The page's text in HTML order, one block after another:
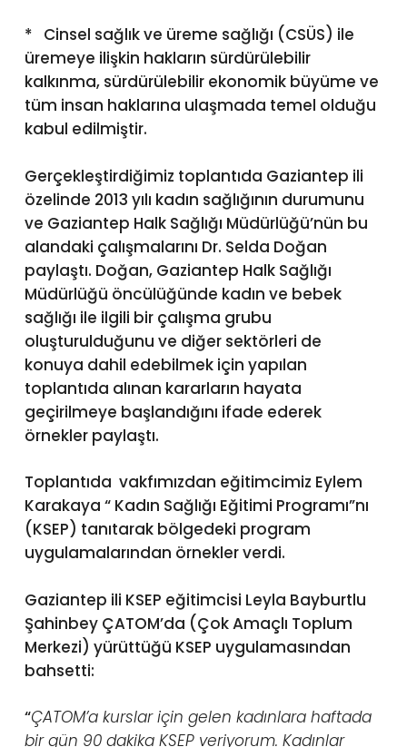
* Cinsel sağlık ve üreme sağlığı (CSÜS) ile
üremeye ilişkin hakların sürdürülebilir
kalkınma, sürdürülebilir ekonomik büyüme ve
tüm insan haklarına ulaşmada temel olduğu
kabul edilmiştir.
Gerçekleştirdiğimiz toplantıda Gaziantep ili
özelinde 2013 yılı kadın sağlığının durumunu
ve Gaziantep Halk Sağlığı Müdürlüğü’nün bu
alandaki çalışmalarını Dr. Selda Doğan
paylaştı. Doğan, Gaziantep Halk Sağlığı
Müdürlüğü öncülüğünde kadın ve bebek
sağlığı ile ilgili bir çalışma grubu
oluşturulduğunu ve diğer sektörleri de
konuya dahil edebilmek için yapılan
toplantıda alınan kararların hayata
geçirilmeye başlandığını ifade ederek
örnekler paylaştı.
Toplantıda vakfımızdan eğitimcimiz Eylem
Karakaya “ Kadın Sağlığı Eğitimi Programı”nı
(KSEP) tanıtarak bölgedeki program
uygulamalarından örnekler verdi.
Gaziantep ili KSEP eğitimcisi Leyla Bayburtlu
Şahinbey ÇATOM’da (Çok Amaçlı Toplum
Merkezi) yürüttüğü KSEP uygulamasından
bahsetti:
“ÇATOM’a kurslar için gelen kadınlara haftada
bir gün 90 dakika KSEP veriyorum. Kadınlar